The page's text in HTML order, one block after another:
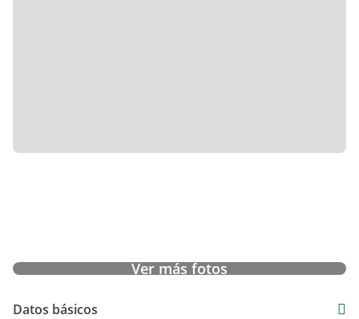
Ver más fotos
Datos básicos